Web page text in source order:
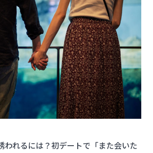
われるには？初デートで「また会いた